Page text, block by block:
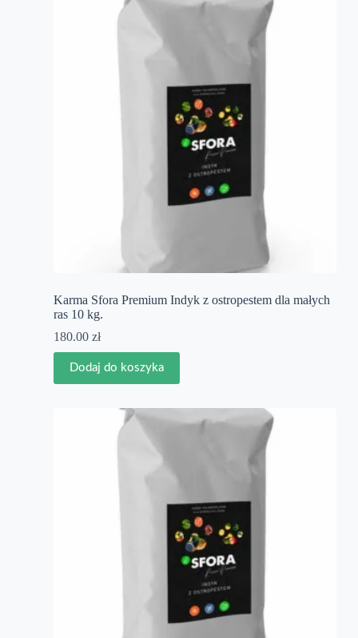
Karma Sfora Premium Indyk z ostropestem dla małych
ras 10 kg.
180.00 zł
Dodaj do koszyka